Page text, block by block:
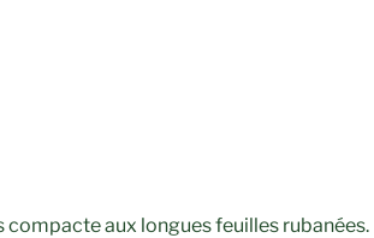
aux longues feuilles rubanées.